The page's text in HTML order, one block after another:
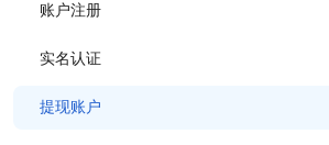
账户注册
实名认证
提现账户